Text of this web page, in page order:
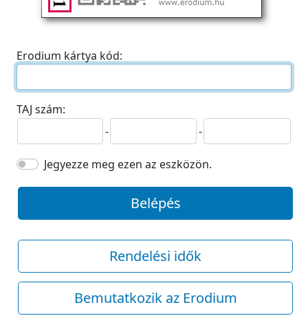
Erodium kártya kód:
TAJ szám:
-
-
Jegyezze meg ezen az eszközön.
Belépés
Rendelési idők
Bemutatkozik az Erodium